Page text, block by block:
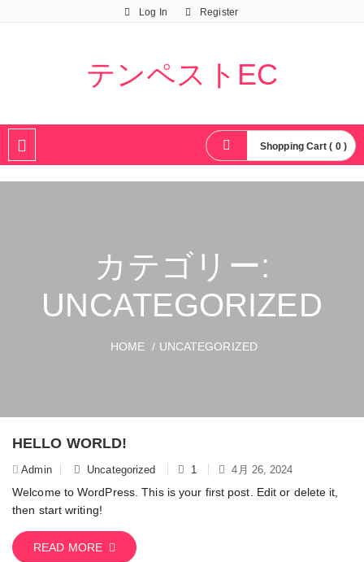
Log In Register
テンペストEC
Shopping Cart ( 0 )
カテゴリー:
UNCATEGORIZED
HOME / UNCATEGORIZED
HELLO WORLD!
Admin Uncategorized 1 4月 26, 2024
Welcome to WordPress. This is your first post. Edit or delete it,
then start writing!
READ MORE